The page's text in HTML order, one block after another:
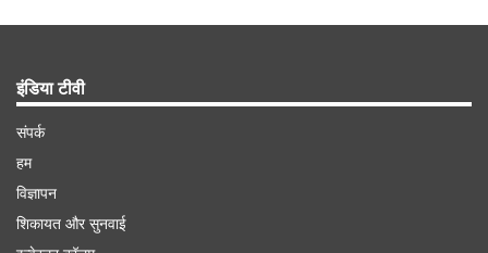
आज भले ही वह चकाचौंध भरी इस दुनिया से पूरी तरह दूर हैं,
इंडिया टीवी
संपर्क
हम
विज्ञापन
शिकायत और सुनवाई